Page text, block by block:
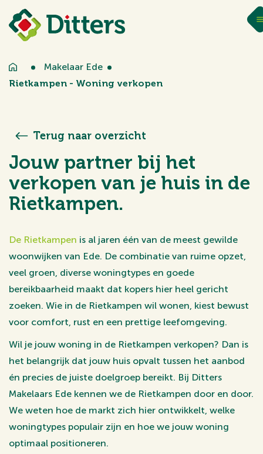
Makelaar Ede
Rietkampen - Woning verkopen
Jouw partner bij het
verkopen van je huis in de
Rietkampen.
De Rietkampen is al jaren één van de meest gewilde
woonwijken van Ede. De combinatie van ruime opzet,
veel groen, diverse woningtypes en goede
bereikbaarheid maakt dat kopers hier heel gericht
zoeken. Wie in de Rietkampen wil wonen, kiest bewust
voor comfort, rust en een prettige leefomgeving.
Wil je jouw woning in de Rietkampen verkopen? Dan is
het belangrijk dat jouw huis opvalt tussen het aanbod
én precies de juiste doelgroep bereikt. Bij Ditters
Makelaars Ede kennen we de Rietkampen door en door.
We weten hoe de markt zich hier ontwikkelt, welke
woningtypes populair zijn en hoe we jouw woning
optimaal positioneren.
Terug naar overzicht